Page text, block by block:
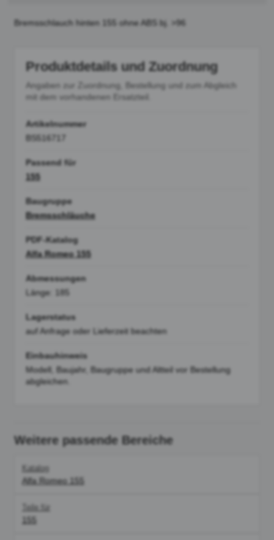
Bremsschlauch hinten 155 ohne ABS bj. >96
Produktdetails und Zuordnung
Angaben zur Zuordnung, Bestellung und zum Abgleich
mit dem vorhandenen Ersatzteil.
Artikelnummer
BS516717
Passend für
155
Baugruppe
Bremsschläuche
PDF-Katalog
Alfa Romeo 155
Abmessungen
Länge: 185
Lagerstatus
auf Anfrage oder Lieferzeit beachten
Einbauhinweis
Modell, Baujahr, Baugruppe und Altteil vor Bestellung
abgleichen.
Weitere passende Bereiche
Katalog
Alfa Romeo 155
Teile für
155